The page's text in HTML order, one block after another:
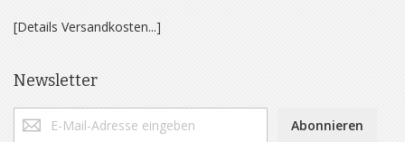
[Details Versandkosten...]
Newsletter
Abonnieren